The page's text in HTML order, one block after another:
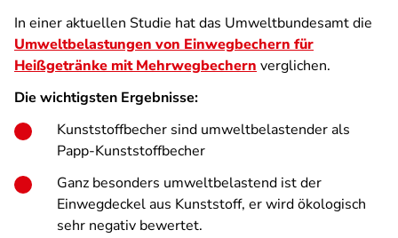
In einer aktuellen Studie hat das Umweltbundesamt die
Umweltbelastungen von Einwegbechern für
Heißgetränke mit Mehrwegbechern verglichen.
Die wichtigsten Ergebnisse:
Kunststoffbecher sind umweltbelastender als
Papp-Kunststoffbecher
Ganz besonders umweltbelastend ist der
Einwegdeckel aus Kunststoff, er wird ökologisch
sehr negativ bewertet.